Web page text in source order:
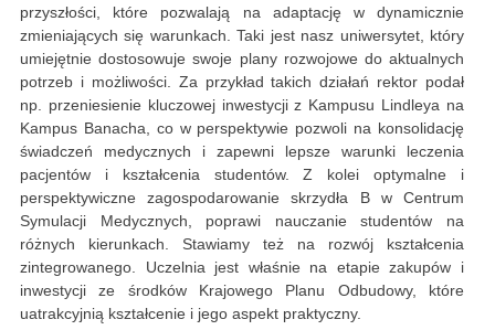
przyszłości, które pozwalają na adaptację w dynamicznie
zmieniających się warunkach. Taki jest nasz uniwersytet, który
umiejętnie dostosowuje swoje plany rozwojowe do aktualnych
potrzeb i możliwości. Za przykład takich działań rektor podał
np. przeniesienie kluczowej inwestycji z Kampusu Lindleya na
Kampus Banacha, co w perspektywie pozwoli na konsolidację
świadczeń medycznych i zapewni lepsze warunki leczenia
pacjentów i kształcenia studentów. Z kolei optymalne i
perspektywiczne zagospodarowanie skrzydła B w Centrum
Symulacji Medycznych, poprawi nauczanie studentów na
różnych kierunkach. Stawiamy też na rozwój kształcenia
zintegrowanego. Uczelnia jest właśnie na etapie zakupów i
inwestycji ze środków Krajowego Planu Odbudowy, które
uatrakcyjnią kształcenie i jego aspekt praktyczny.